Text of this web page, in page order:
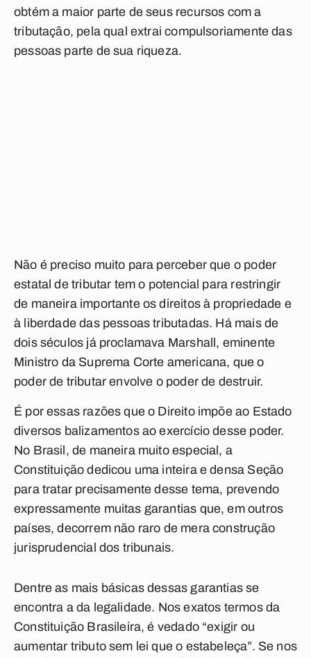
obtém a maior parte de seus recursos com a
tributação, pela qual extrai compulsoriamente das
pessoas parte de sua riqueza.
Não é preciso muito para perceber que o poder
estatal de tributar tem o potencial para restringir
de maneira importante os direitos à propriedade e
à liberdade das pessoas tributadas. Há mais de
dois séculos já proclamava Marshall, eminente
Ministro da Suprema Corte americana, que o
poder de tributar envolve o poder de destruir.
É por essas razões que o Direito impõe ao Estado
diversos balizamentos ao exercício desse poder.
No Brasil, de maneira muito especial, a
Constituição dedicou uma inteira e densa Seção
para tratar precisamente desse tema, prevendo
expressamente muitas garantias que, em outros
países, decorrem não raro de mera construção
jurisprudencial dos tribunais.
Dentre as mais básicas dessas garantias se
encontra a da legalidade. Nos exatos termos da
Constituição Brasileira, é vedado “exigir ou
aumentar tributo sem lei que o estabeleça”. Se nos